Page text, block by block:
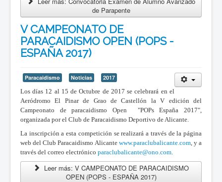
de Parapente
V CAMPEONATO DE
PARACAIDISMO OPEN (POPS -
ESPAÑA 2017)
Paracaidismo Noticias
2017
Los días 12 al 15 de Octubre de 2017 se celebrará en el
Aeródromo El Pinar de Grao de Castellón la V edición del
Campeonato de paracaidismo Open "POPs España 2017",
organizada por el Club de Paracaidismo Deportivo de Alicante.
La inscripción a esta competición se realizará a través de la página
web del Club Paracaidismo Alicante www.paraclubalicante.com, y a
través del correo electrónico paraclubalicante@ono.com
Leer más: V CAMPEONATO DE PARACAIDISMO
OPEN (POPS - ESPAÑA 2017)